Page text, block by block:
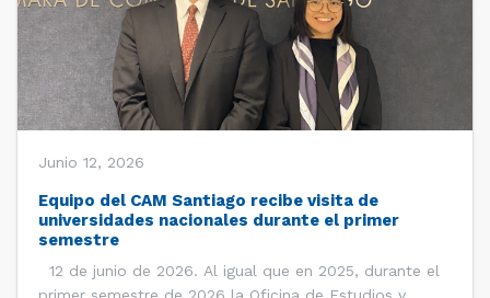
Junio 12, 2026
Equipo del CAM Santiago recibe visita de
universidades nacionales durante el primer
semestre
12 de junio de 2026. Al igual que en 2025, durante el